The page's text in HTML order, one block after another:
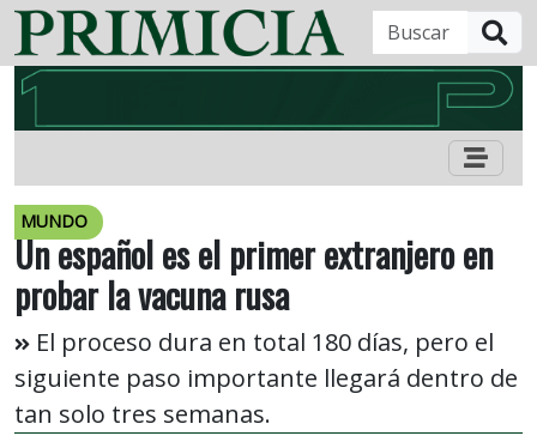
MUNDO
Un español es el primer extranjero en
probar la vacuna rusa
El proceso dura en total 180 días, pero el
siguiente paso importante llegará dentro de
tan solo tres semanas.